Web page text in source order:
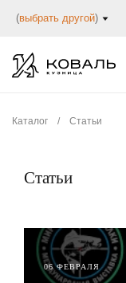
(выбрать другой)
Каталог / Статьи
Статьи
06 ФЕВРАЛЯ